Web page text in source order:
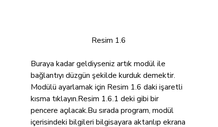
Resim 1.6
Buraya kadar geldiyseniz artık modül ile
bağlantıyı düzgün şekilde kurduk demektir.
Modülü ayarlamak için Resim 1.6 daki işaretli
kısma tıklayın.Resim 1.6.1 deki gibi bir
pencere açılacak.Bu sırada program, modül
içerisindeki bilgileri bilgisayara aktarılıp ekrana